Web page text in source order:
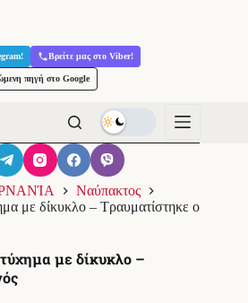
Βρείτε μας στο Viber!
πηγή στο Google
Ναύπακτος
με δίκυκλο – Τραυματίστηκε ο
με δίκυκλο –